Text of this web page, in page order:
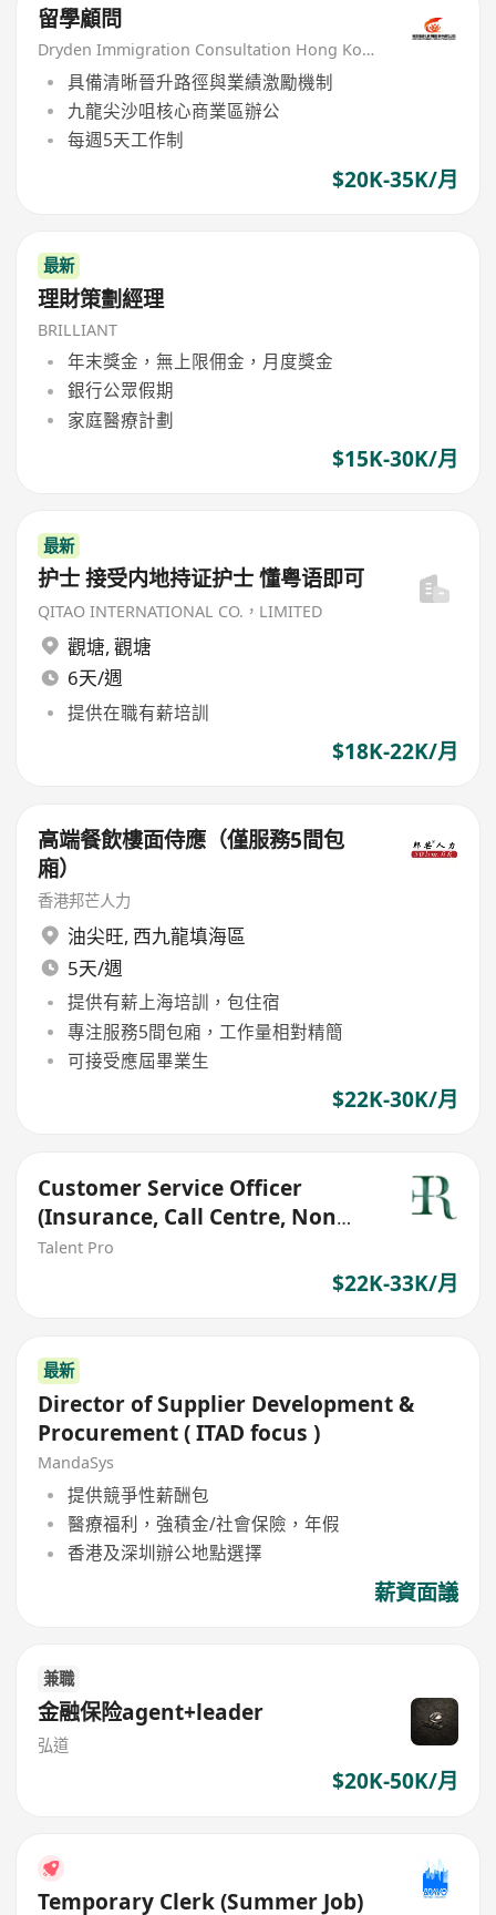
留學顧問
Dryden Immigration Consultation Hong Kong Limited
具備清晰晉升路徑與業績激勵機制
九龍尖沙咀核心商業區辦公
每週5天工作制
$20K-35K/月
最新
理財策劃經理
BRILLIANT
年末獎金，無上限佣金，月度獎金
銀行公眾假期
家庭醫療計劃
$15K-30K/月
最新
护士 接受内地持证护士 懂粤语即可
QITAO INTERNATIONAL CO.，LIMITED
觀塘, 觀塘
6天/週
提供在職有薪培訓
$18K-22K/月
高端餐飲樓面侍應（僅服務5間包
廂）
香港邦芒人力
油尖旺, 西九龍填海區
5天/週
提供有薪上海培訓，包住宿
專注服務5間包廂，工作量相對精簡
可接受應屆畢業生
$22K-30K/月
Customer Service Officer
(Insurance, Call Centre, Non
Sales, 22-31k)
Talent Pro
$22K-33K/月
最新
Director of Supplier Development &
Procurement ( ITAD focus )
MandaSys
提供競爭性薪酬包
醫療福利，強積金/社會保險，年假
香港及深圳辦公地點選擇
薪資面議
兼職
金融保险agent+leader
弘道
$20K-50K/月
Temporary Clerk (Summer Job)